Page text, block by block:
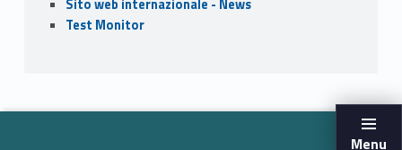
Menu
Sito web internazionale - News
Test Monitor